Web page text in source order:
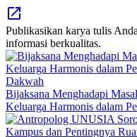
Publikasikan karya tulis
informasi berkualitas.
Dakwah
Bijaksana Menghadapi
Keluarga Harmonis dalam